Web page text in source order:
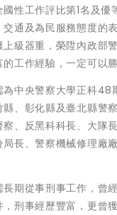
性工作評比第1名及優
通及為民服務態度的
級器重，榮陞內政部
工作經驗，一定可以勝
為中央警察大學正科48
、彰化縣及臺北縣警
、反黑科科長、大隊
長、警察機械修理廠
期從事刑事工作，曾
刑事經歷豐富，更曾